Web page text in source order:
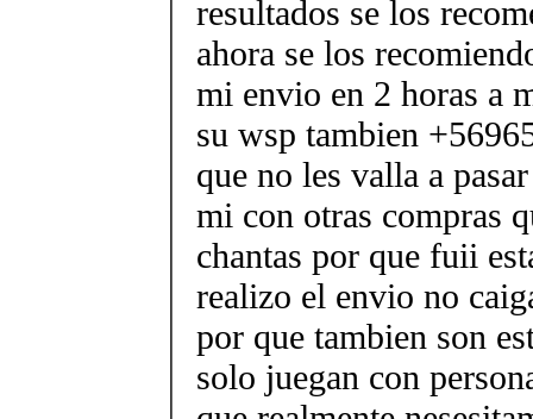
resultados se los
ahora se los
mi envio en 2 horas a
su wsp tambien
que no les valla a
mi con otras compras
chantas por que fuii
realizo el envio no
por que tambien son
solo juegan con